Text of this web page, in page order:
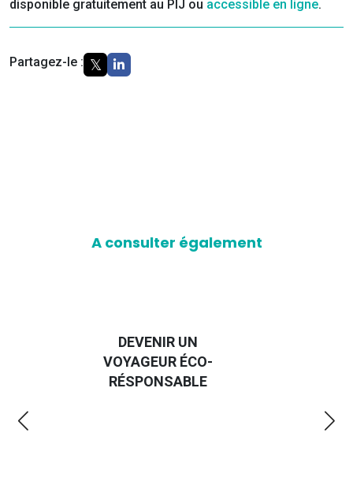
disponible gratuitement au PIJ ou accessible en ligne.
Partagez-le :
A consulter également
ÉCO-